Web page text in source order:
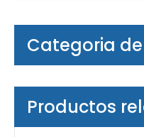
Categoria
Productos